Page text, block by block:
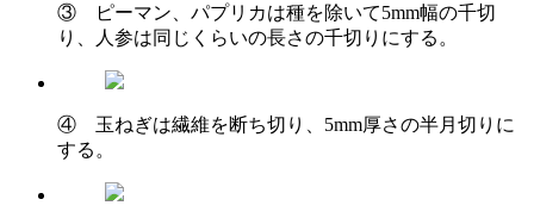
③ ピーマン、パプリカは種を除いて5mm幅の千切
り、人参は同じくらいの長さの千切りにする。
④ 玉ねぎは繊維を断ち切り、5mm厚さの半月切りに
する。